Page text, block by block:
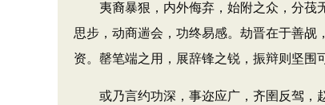
夷裔暴狠，内外侮弃，始附之众，分茷无
思步，动商遄会，功终易感。劫晋在于善
资。罄笔端之用，展辞锋之锐，振辩则坚围
或乃言约功深，事迩应广，齐圉反驾，赵